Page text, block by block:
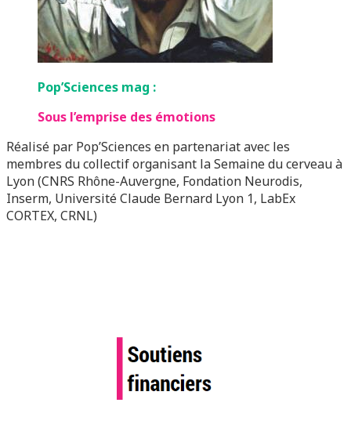
Pop’Sciences mag :
Sous l’emprise des émotions
Réalisé par Pop’Sciences en partenariat avec les
membres du collectif organisant la Semaine du cerveau à
Lyon (CNRS Rhône-Auvergne, Fondation Neurodis,
Inserm, Université Claude Bernard Lyon 1, LabEx
CORTEX, CRNL)